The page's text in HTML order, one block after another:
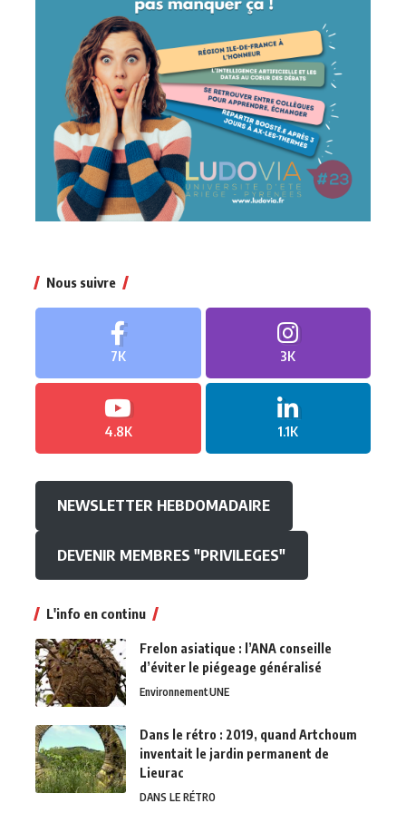
Nous suivre
7K 3K
4.8K 1.1K
NEWSLETTER HEBDOMADAIRE
DEVENIR MEMBRES "PRIVILEGES"
L'info en continu
Frelon asiatique : l’ANA conseille
d’éviter le piégeage généralisé
EnvironnementUNE
Dans le rétro : 2019, quand Artchoum
inventait le jardin permanent de
Lieurac
DANS LE RÉTRO